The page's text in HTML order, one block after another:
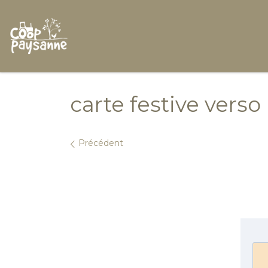
Skip to content
carte festive verso
Navigation dans les
Précédent